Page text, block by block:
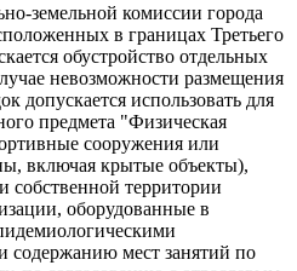
земельной комиссии города
в границах Третьего
обустройство отдельных
невозможности размещения
допускается использовать для
предмета "Физическая
сооружения или
включая крытые объекты),
собственной территории
оборудованные в
содержанию мест занятий по